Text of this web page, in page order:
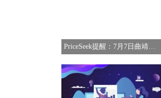
PriceSeek提醒：7月7日曲靖焦炭价格偏强运行